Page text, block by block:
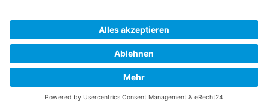
Ateliertermine nach Vereinbarung
Copyright © 2024 Wegerich Innenraumgestaltung - all rights reserved I Made
with byDIE WEBAGENTUR
Alle Preise inkl. der gesetzlichen MwSt.